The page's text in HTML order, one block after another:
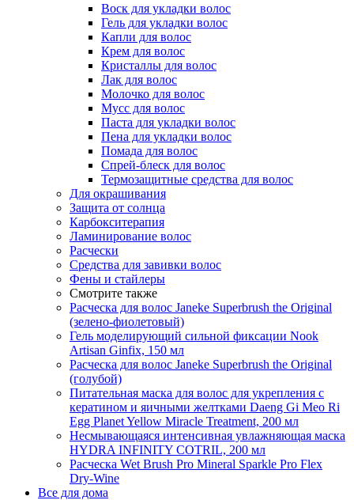
Воск для укладки волос
Гель для укладки волос
Капли для волос
Крем для волос
Кристаллы для волос
Лак для волос
Молочко для волос
Мусс для волос
Паста для укладки волос
Пена для укладки волос
Помада для волос
Спрей-блеск для волос
Термозащитные средства для волос
Для окрашивания
Защита от солнца
Карбокситерапия
Ламинирование волос
Расчески
Средства для завивки волос
Фены и стайлеры
Смотрите также
Расческа для волос Janeke Superbrush the Original
(зелено-фиолетовый)
Гель моделирующий сильной фиксации Nook
Artisan Ginfix, 150 мл
Расческа для волос Janeke Superbrush the Original
(голубой)
Питательная маска для волос для укрепления с
кератином и яичными желтками Daeng Gi Meo Ri
Egg Planet Yellow Miracle Treatment, 200 мл
Несмывающаяся интенсивная увлажняющая маска
HYDRA INFINITY COTRIL, 200 мл
Расческа Wet Brush Pro Mineral Sparkle Pro Flex
Dry-Wine
Все для дома